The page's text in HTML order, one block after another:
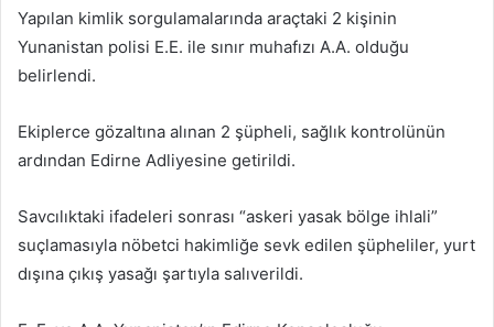
Yapılan kimlik sorgulamalarında araçtaki 2 kişinin
Yunanistan polisi E.E. ile sınır muhafızı A.A. olduğu
belirlendi.
Ekiplerce gözaltına alınan 2 şüpheli, sağlık kontrolünün
ardından Edirne Adliyesine getirildi.
Savcılıktaki ifadeleri sonrası “askeri yasak bölge ihlali”
suçlamasıyla nöbetci hakimliğe sevk edilen şüpheliler, yurt
dışına çıkış yasağı şartıyla salıverildi.